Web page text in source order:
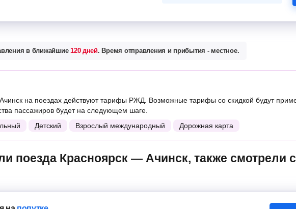
в ближайшие120 дней. Время отправления и прибытия - местное.
на поездах действуют тарифы РЖД. Возможные тарифы со скидкой будут
пассажиров будет на следующем шаге.
Детский Взрослый международный Дорожная карта